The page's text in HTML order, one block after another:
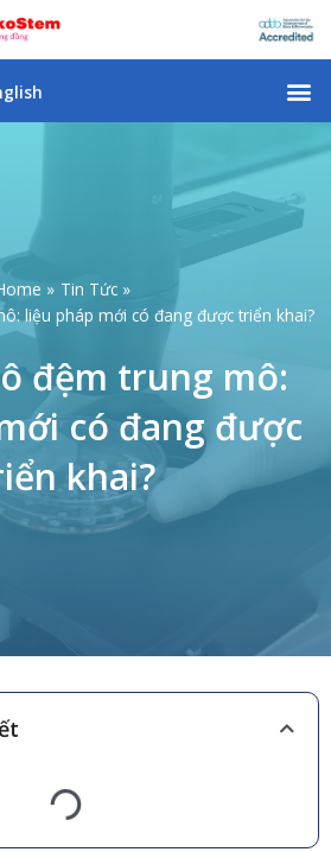
Tin Tức
liệu pháp mới có đang được triển khai?
đệm trung mô:
có đang được
khai?